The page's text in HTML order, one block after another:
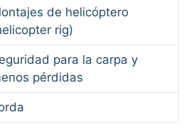
de helicóptero
rig)
para la carpa y
pérdidas